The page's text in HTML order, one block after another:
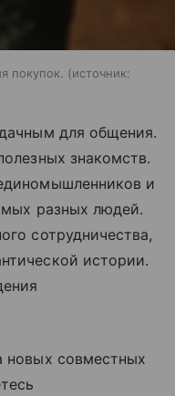
покупок.
источник:
для общения.
знакомств.
и
разных людей.
сотрудничества,
истории.
новых совместных